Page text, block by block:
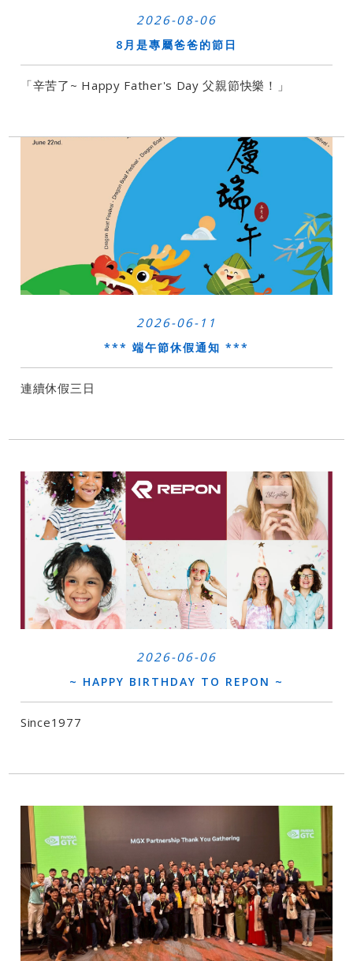
2026-08-06
8月是專屬爸爸的節日
「辛苦了~ Happy Father's Day 父親節快樂！」
2026-06-11
*** 端午節休假通知 ***
連續休假三日
2026-06-06
~ HAPPY BIRTHDAY TO REPON ~
Since1977